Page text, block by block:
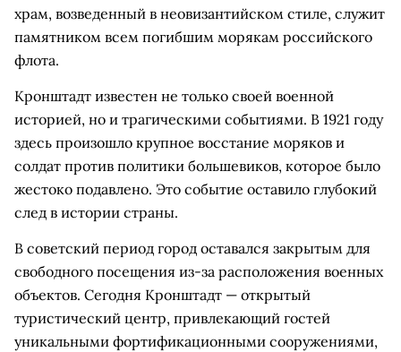
храм, возведенный в неовизантийском стиле, служит
памятником всем погибшим морякам российского
флота.
Кронштадт известен не только своей военной
историей, но и трагическими событиями. В 1921 году
здесь произошло крупное восстание моряков и
солдат против политики большевиков, которое было
жестоко подавлено. Это событие оставило глубокий
след в истории страны.
В советский период город оставался закрытым для
свободного посещения из-за расположения военных
объектов. Сегодня Кронштадт — открытый
туристический центр, привлекающий гостей
уникальными фортификационными сооружениями,